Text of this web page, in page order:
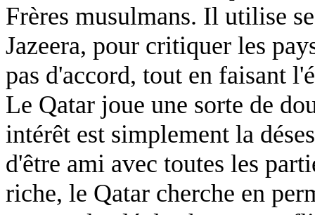
Frères musulmans. Il utilise
Jazeera, pour critiquer les
pas d'accord, tout en faisant
Le Qatar joue une sorte de
intérêt est simplement la
d'être ami avec toutes les
riche, le Qatar cherche en